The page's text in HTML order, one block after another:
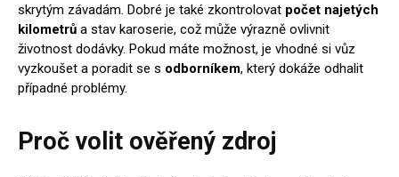
skrytým závadám. Dobré je také zkontrolovat počet najetých
kilometrů a stav karoserie, což může výrazně ovlivnit
životnost dodávky. Pokud máte možnost, je vhodné si vůz
vyzkoušet a poradit se s odborníkem, který dokáže odhalit
případné problémy.
Proč volit ověřený zdroj